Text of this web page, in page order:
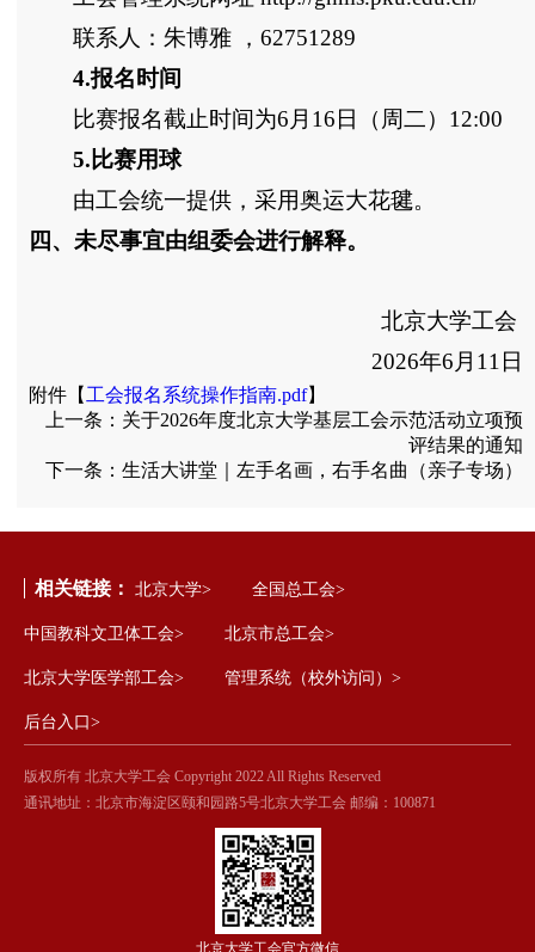
联系人：朱博雅 ，62751289
4.报名时间
比赛报名截止时间为6 月 16 日（周二）12:00
5.比赛用球
由工会统一提供，采用奥运大花毽。
四、未尽事宜由组委会进行解释。
北京大学工会
2026年6 月 11 日
附件【 工会报名系统操作指南.pdf】
上一条： 关于2026年度北京大学基层工会示范活动立项预
评结果的通知
下一条： 生活大讲堂｜左手名画，右手名曲（亲子专场）
相关链接： 北京大学> 全国总工会>
中国教科文卫体工会> 北京市总工会>
北京大学医学部工会> 管理系统（校外访问）>
后台入口>
版权所有 北京大学工会 Copyright 2022 All Rights Reserved
通讯地址：北京市海淀区颐和园路5号北京大学工会 邮编：100871
北京大学工会官方微信